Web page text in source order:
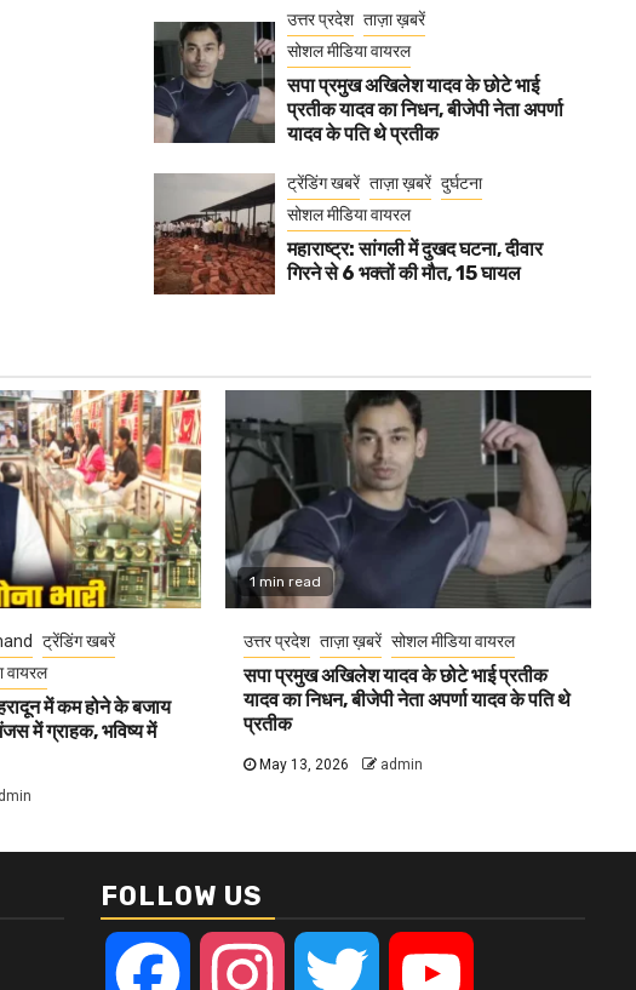
उत्तर प्रदेश ताज़ा ख़बरें
सोशल मीडिया वायरल
सपा प्रमुख अखिलेश यादव के छोटे भाई
प्रतीक यादव का निधन, बीजेपी नेता अपर्णा
यादव के पति थे प्रतीक
ट्रेंडिंग खबरें ताज़ा ख़बरें दुर्घटना
सोशल मीडिया वायरल
महाराष्ट्र: सांगली में दुखद घटना, दीवार
गिरने से 6 भक्तों की मौत, 15 घायल
ट्रेंडिंग खबरें
वायरल
में कम होने के बजाय
में ग्राहक, भविष्य में
1 min read
उत्तर प्रदेश ताज़ा ख़बरें सोशल मीडिया वायरल
सपा प्रमुख अखिलेश यादव के छोटे भाई प्रतीक
यादव का निधन, बीजेपी नेता अपर्णा यादव के पति थे
प्रतीक
May 13, 2026 admin
FOLLOW US
Facebook Instagram Twitter